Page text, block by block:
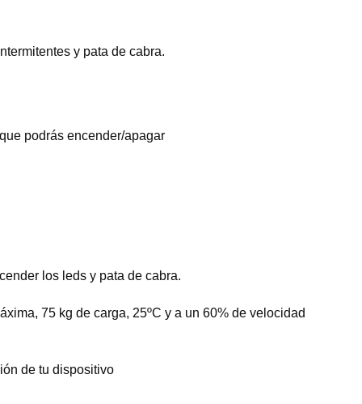
y pata de cabra.
podrás encender/apagar
los leds y pata de cabra.
75 kg de carga, 25ºC y a un 60% de velocidad
de tu dispositivo